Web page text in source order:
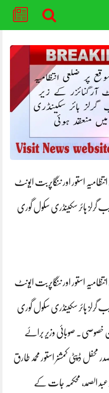
استور اور ننگاپربت ایونٹ
گرلز ہائر سکینڈری سکول گوری
استور اور ننگاپربت ایونٹ
گرلز ہائر سکینڈری سکول گوری
خصوصی. صوبائی وزیر براۓ
محفل ڈپٹی کمشنر استور محمد طارق
الصمد, محکمہ جات کے